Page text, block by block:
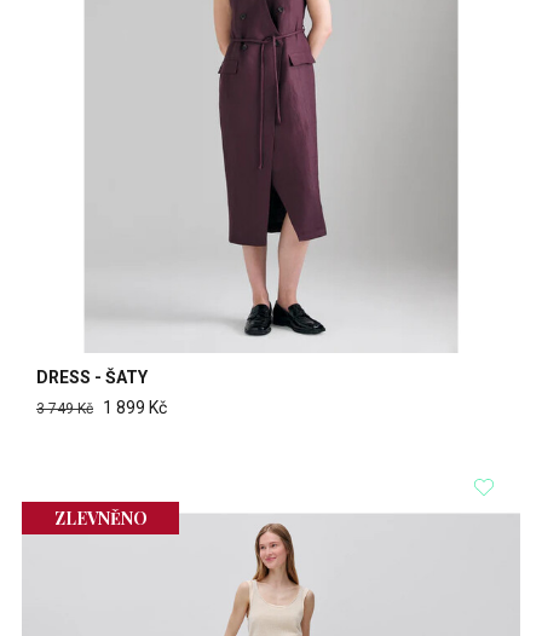
DRESS - ŠATY
3 749 Kč 1 899 Kč
ZLEVNĚNO